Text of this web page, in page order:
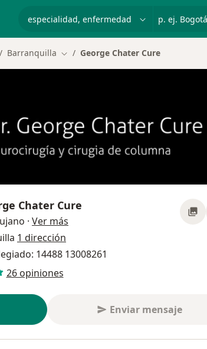
p. ej. Bogotá
Barranquilla Cambiar de ciudad
George Chater Cure
Chater Cure
· Ver más
1 dirección
14488 13008261
26 opiniones
Enviar mensaje